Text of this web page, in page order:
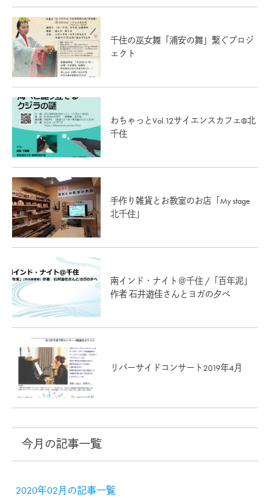
千住の巫女舞「浦安の舞」繋ぐプロジ
ェクト
わちゃっとVol.12サイエンスカフェ@北
千住
手作り雑貨とお教室のお店「My stage
北千住」
南インド・ナイト＠千住 /「百年泥」
作者 石井遊佳さんとヨガの夕べ
リバーサイドコンサート2019年4月
今月の記事一覧
2020年02月の記事一覧